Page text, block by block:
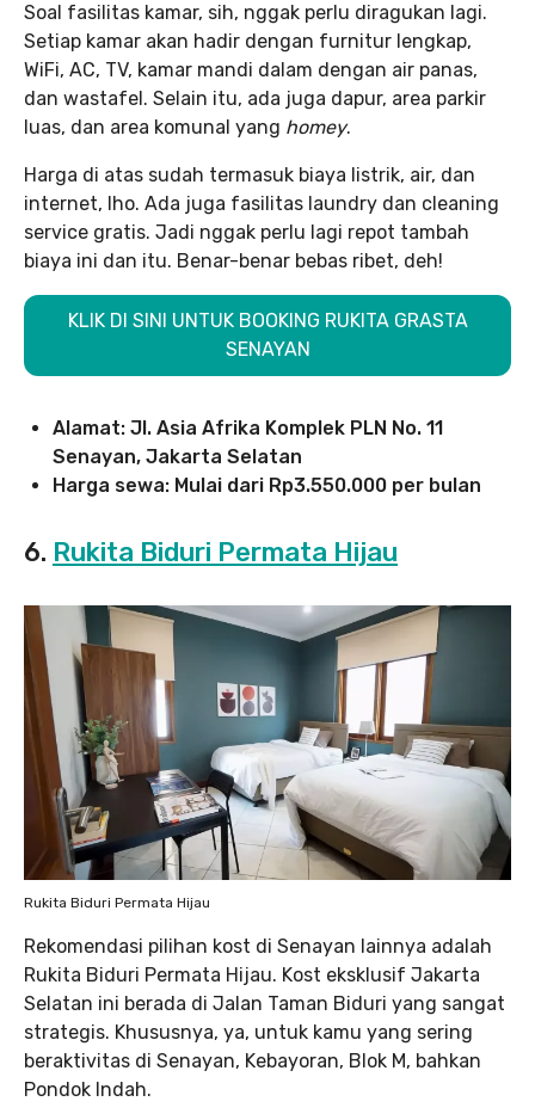
Soal fasilitas kamar, sih, nggak perlu diragukan lagi.
Setiap kamar akan hadir dengan furnitur lengkap,
WiFi, AC, TV, kamar mandi dalam dengan air panas,
dan wastafel. Selain itu, ada juga dapur, area parkir
luas, dan area komunal yang homey.
Harga di atas sudah termasuk biaya listrik, air, dan
internet, lho. Ada juga fasilitas laundry dan cleaning
service gratis. Jadi nggak perlu lagi repot tambah
biaya ini dan itu. Benar-benar bebas ribet, deh!
KLIK DI SINI UNTUK BOOKING RUKITA GRASTA
SENAYAN
Alamat: Jl. Asia Afrika Komplek PLN No. 11
Senayan, Jakarta Selatan
Harga sewa: Mulai dari Rp3.550.000 per bulan
6. Rukita Biduri Permata Hijau
Rukita Biduri Permata Hijau
Rekomendasi pilihan kost di Senayan lainnya adalah
Rukita Biduri Permata Hijau. Kost eksklusif Jakarta
Selatan ini berada di Jalan Taman Biduri yang sangat
strategis. Khususnya, ya, untuk kamu yang sering
beraktivitas di Senayan, Kebayoran, Blok M, bahkan
Pondok Indah.